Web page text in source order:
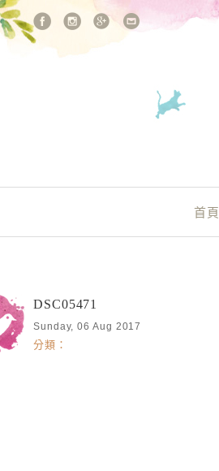
站內搜尋
首頁
DSC05471
Sunday, 06 Aug 2017
分類：